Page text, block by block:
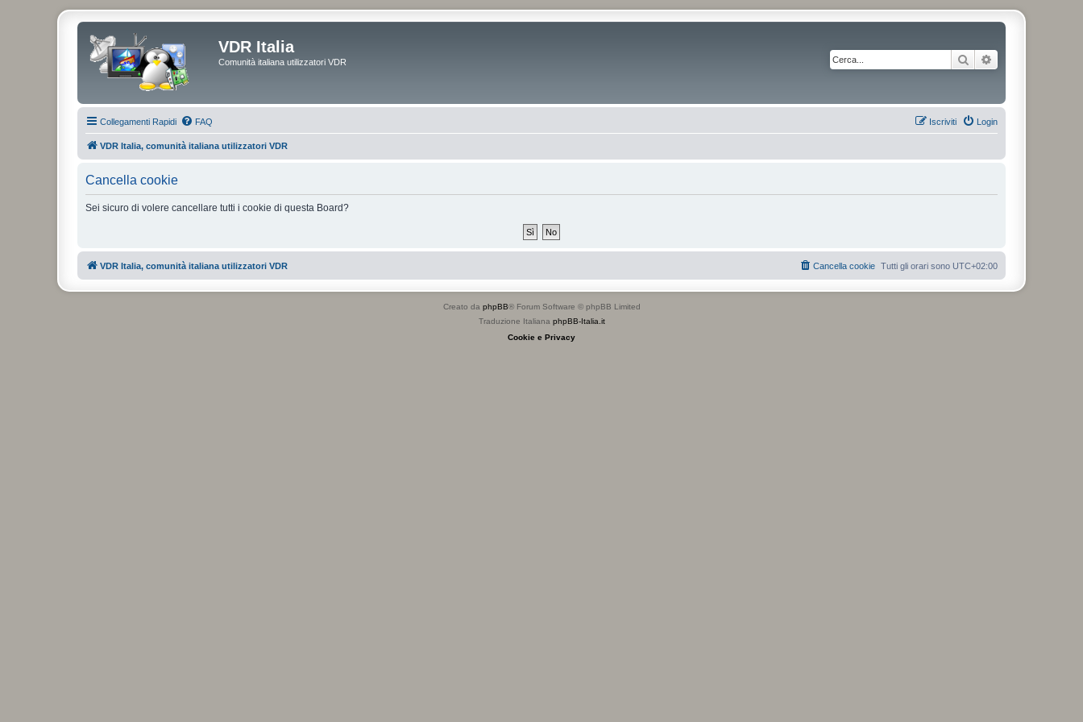
VDR Italia
Comunità italiana utilizzatori VDR Cerca
Collegamenti Rapidi FAQ Login
Iscriviti
VDR Italia, comunità italiana utilizzatori VDR
Cancella cookie
Sei sicuro di volere cancellare tutti i cookie di questa Board?
VDR Italia, comunità italiana utilizzatori VDR Tutti gli orari sono UTC+02:00
Cancella cookie
Creato da phpBB® Forum Software © phpBB Limited
Traduzione Italiana phpBB-Italia.it
Cookie e Privacy